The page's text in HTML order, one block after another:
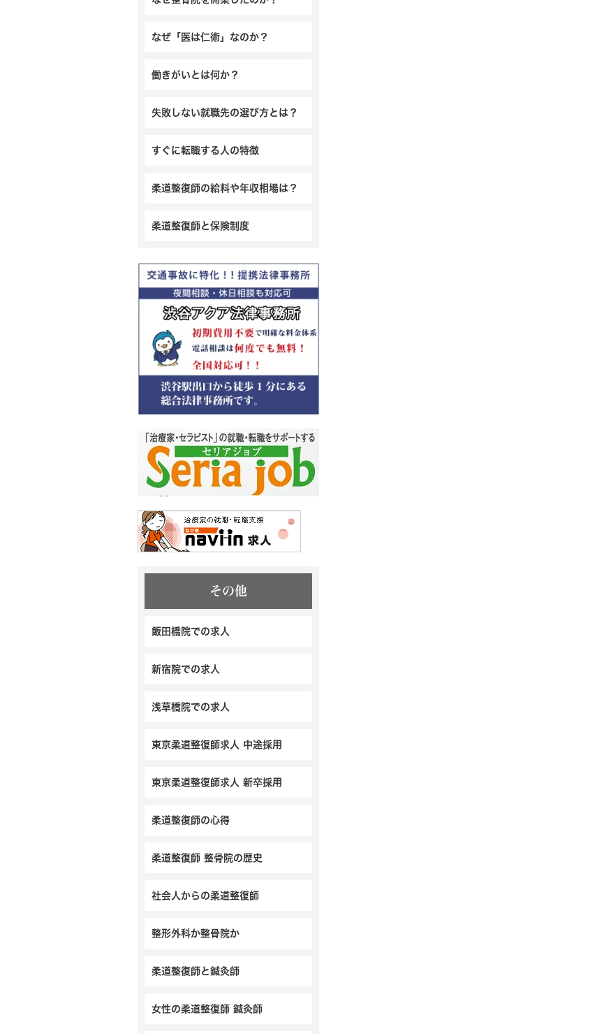
なぜ「医は仁術」なのか？
働きがいとは何か？
失敗しない就職先の選び方とは？
すぐに転職する人の特徴
柔道整復師の給料や年収相場は？
柔道整復師と保険制度
その他
飯田橋院での求人
新宿院での求人
浅草橋院での求人
東京柔道整復師求人 中途採用
東京柔道整復師求人 新卒採用
柔道整復師の心得
柔道整復師 整骨院の歴史
社会人からの柔道整復師
整形外科か整骨院か
柔道整復師と鍼灸師
女性の柔道整復師 鍼灸師